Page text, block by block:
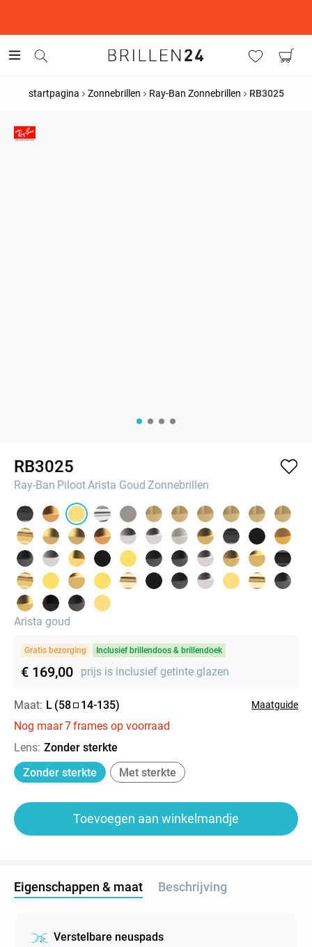
startpagina Zonnebrillen Ray-Ban Zonnebrillen RB3025
RB3025
Ray-Ban PilootArista Goud Zonnebrillen
Arista goud
Gratis bezorging Inclusief brillendoos & brillendoek
€ 169,00 prijs is inclusief getinte glazen
Maat: L (58 14-135) Maatguide
Nog maar7frames op voorraad
Lens: Zonder sterkte
Zonder sterkte
Met sterkte
Toevoegen aan winkelmandje
Eigenschappen & maat Beschrijving
Verstelbare neuspads